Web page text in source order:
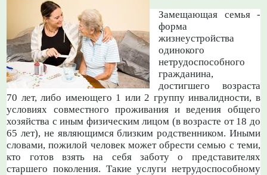
Замещающая семья -
форма
жизнеустройства
одинокого
нетрудоспособного
гражданина,
достигшего возраста
70 лет, либо имеющего 1 или 2 группу инвалидности, в
условиях совместного проживания и ведения общего
хозяйства с иным физическим лицом (в возрасте от 18 до
65 лет), не являющимся близким родственником. Иными
словами, пожилой человек может обрести семью с теми,
кто готов взять на себя заботу о представителях
старшего поколения. Такие услуги нетрудоспособному